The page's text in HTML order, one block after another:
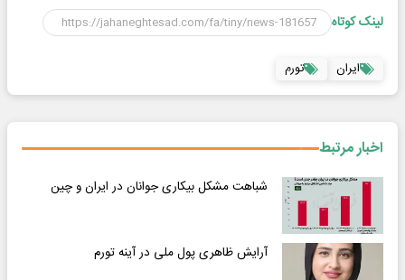
لینک کوتاه
ایران تورم
اخبار مرتبط
شباهت مشکل بیکاری جوانان در ایران و چین
آرایش ظاهری پول ملی در آینه تورم